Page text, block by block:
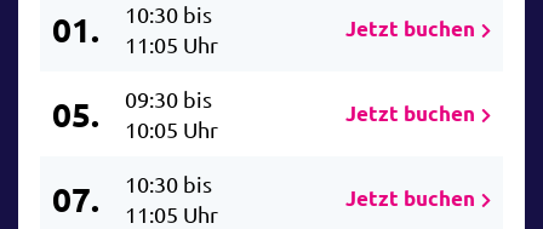
01.
10:30 bis
11:05 Uhr
Jetzt buchen
05.
09:30 bis
10:05 Uhr
Jetzt buchen
07.
10:30 bis
11:05 Uhr
Jetzt buchen